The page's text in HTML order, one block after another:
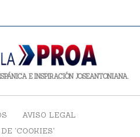
E INSPIRACIÓN JOSEANTONIANA.
AVISO LEGAL
'COOKIES'